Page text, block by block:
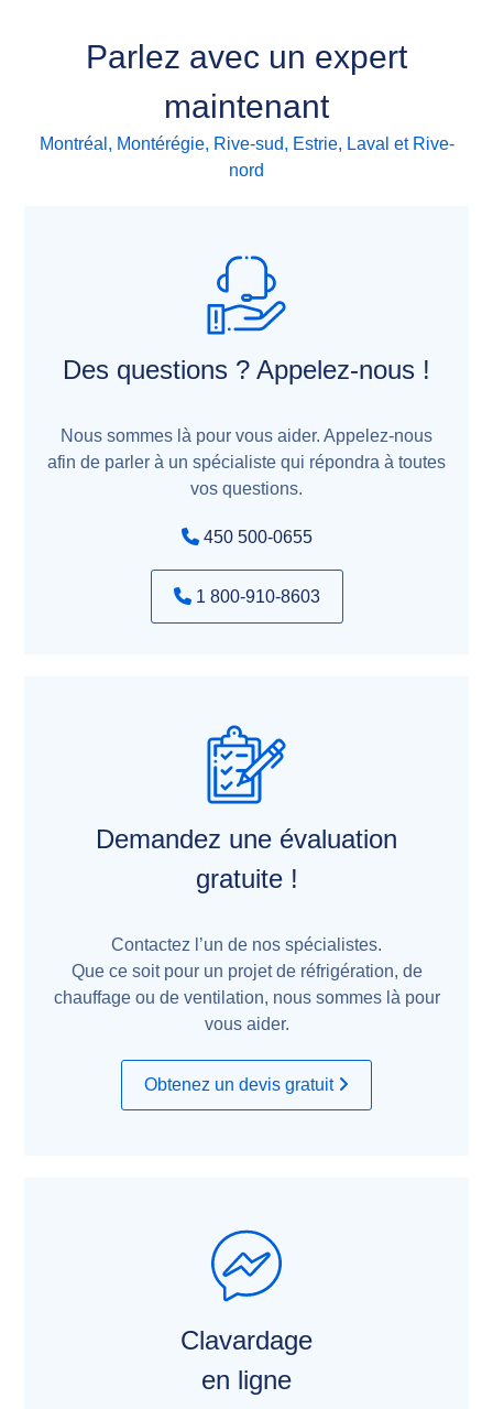
Parlez avec un expert
maintenant
Montréal, Montérégie, Rive-sud, Estrie, Laval et Rive-
nord
Des questions ? Appelez-nous !
Nous sommes là pour vous aider. Appelez-nous
afin de parler à un spécialiste qui répondra à toutes
vos questions.
450 500-0655
1 800-910-8603
Demandez une évaluation
gratuite !
Contactez l’un de nos spécialistes.
Que ce soit pour un projet de réfrigération, de
chauffage ou de ventilation, nous sommes là pour
vous aider.
Obtenez un devis gratuit
Clavardage
en ligne